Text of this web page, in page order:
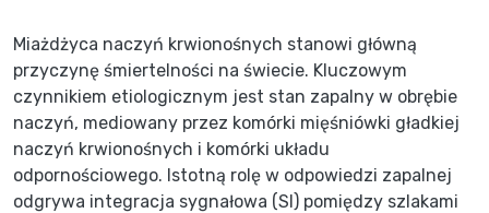
Miażdżyca naczyń krwionośnych stanowi główną
przyczynę śmiertelności na świecie. Kluczowym
czynnikiem etiologicznym jest stan zapalny w obrębie
naczyń, mediowany przez komórki mięśniówki gładkiej
naczyń krwionośnych i komórki układu
odpornościowego. Istotną rolę w odpowiedzi zapalnej
odgrywa integracja sygnałowa (SI) pomiędzy szlakami